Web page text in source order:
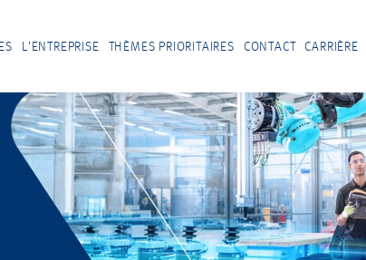
L’ENTREPRISE THÈMES PRIORITAIRES CONTACT CARRIÈRE